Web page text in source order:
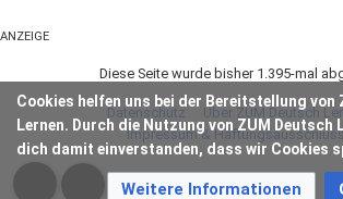
Cookies helfen uns bei der Bereitstellung von
Lernen. Durch die Nutzung von ZUM Deutsch
dich damit einverstanden, dass wir Cookies
Weitere Informationen
ANZEIGE
Diese Seite wurde bisher 1.395-mal
Datenschutz
Über ZUM Deutsch
Impressum &